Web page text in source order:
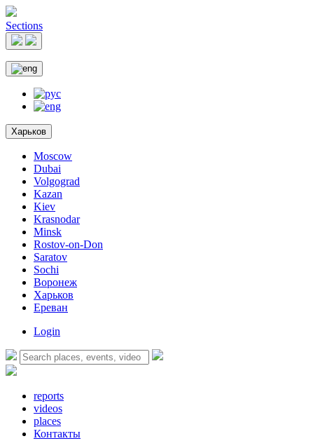
Sections
Харьков
Moscow
Dubai
Volgograd
Kazan
Kiev
Krasnodar
Minsk
Rostov-on-Don
Saratov
Sochi
Воронеж
Харьков
Ереван
Login
reports
videos
places
Контакты